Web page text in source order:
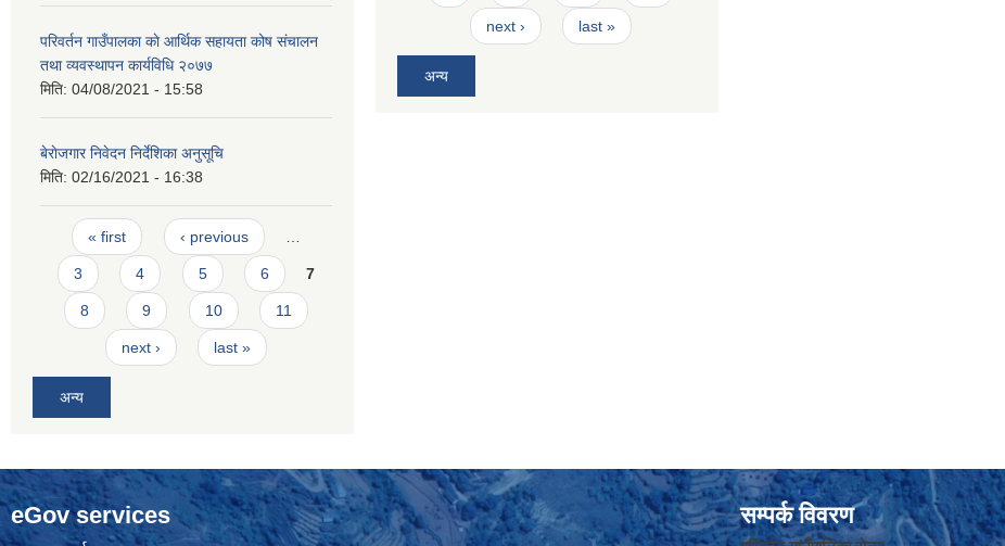
परिवर्तन गाउँपालका काे आर्थिक सहायता कोष संचालन
तथा व्यवस्थापन कार्यविधि २०७७
मिति: 04/08/2021 - 15:58
बेराेजगार निवेदन निर्देशिका अनुसूचि
मिति: 02/16/2021 - 16:38
Pages
« first ‹ previous
3 4 5 6 7
8 9 10 11
next › last »
अन्य
next › last »
अन्य
eGov services सम्पर्क विवरण